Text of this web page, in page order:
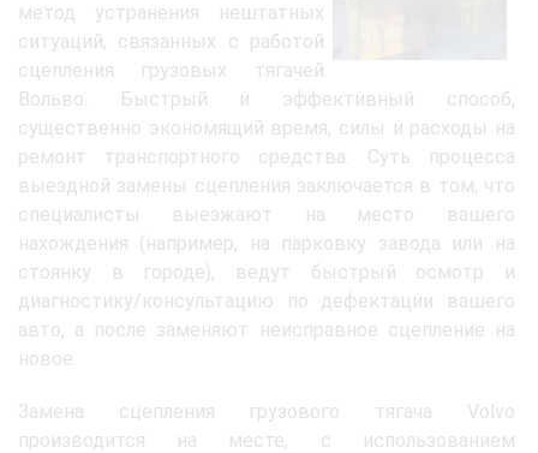
метод устранения нештатных
ситуаций, связанных с работой
сцепления грузовых тягачей
Вольво. Быстрый и эффективный способ,
существенно экономящий время, силы и расходы на
ремонт транспортного средства. Суть процесса
выездной замены сцепления заключается в том, что
специалисты выезжают на место вашего
нахождения (например, на парковку завода или на
стоянку в городе), ведут быстрый осмотр и
диагностику/консультацию по дефектации вашего
авто, а после заменяют неисправное сцепление на
новое.
Замена сцепления грузового тягача Volvo
производится на месте, с использованием